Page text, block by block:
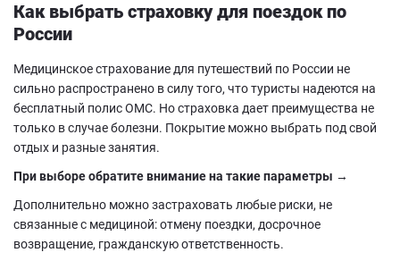
Как выбрать страховку для поездок по
России
Медицинское страхование для путешествий по России не
сильно распространено в силу того, что туристы надеются на
бесплатный полис ОМС. Но страховка дает преимущества не
только в случае болезни. Покрытие можно выбрать под свой
отдых и разные занятия.
При выборе обратите внимание на такие параметры →
Дополнительно можно застраховать любые риски, не
связанные с медициной: отмену поездки, досрочное
возвращение, гражданскую ответственность.